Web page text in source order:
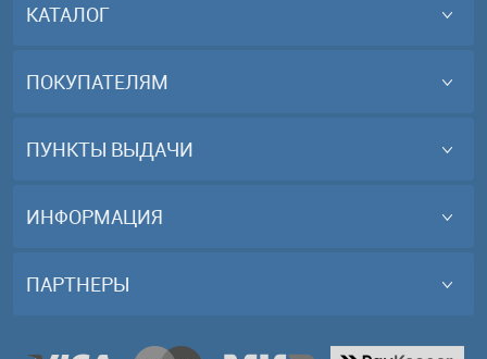
КАТАЛОГ
ПОКУПАТЕЛЯМ
ПУНКТЫ ВЫДАЧИ
ИНФОРМАЦИЯ
ПАРТНЕРЫ